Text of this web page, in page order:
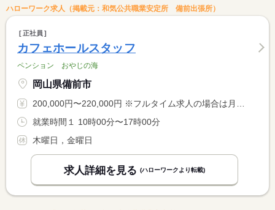
ハローワーク求人（掲載元：和気公共職業安定所 備前出張所）
正社員
カフェホールスタッフ
ペンション おやじの海
岡山県備前市
200,000円〜220,000円 ※フルタイム求人の場合は月額（換算額）、パート求人の場合は時間額を表示しています。
就業時間１ 10時00分〜17時00分
木曜日，金曜日
求人詳細を見る (ハローワークより転載)